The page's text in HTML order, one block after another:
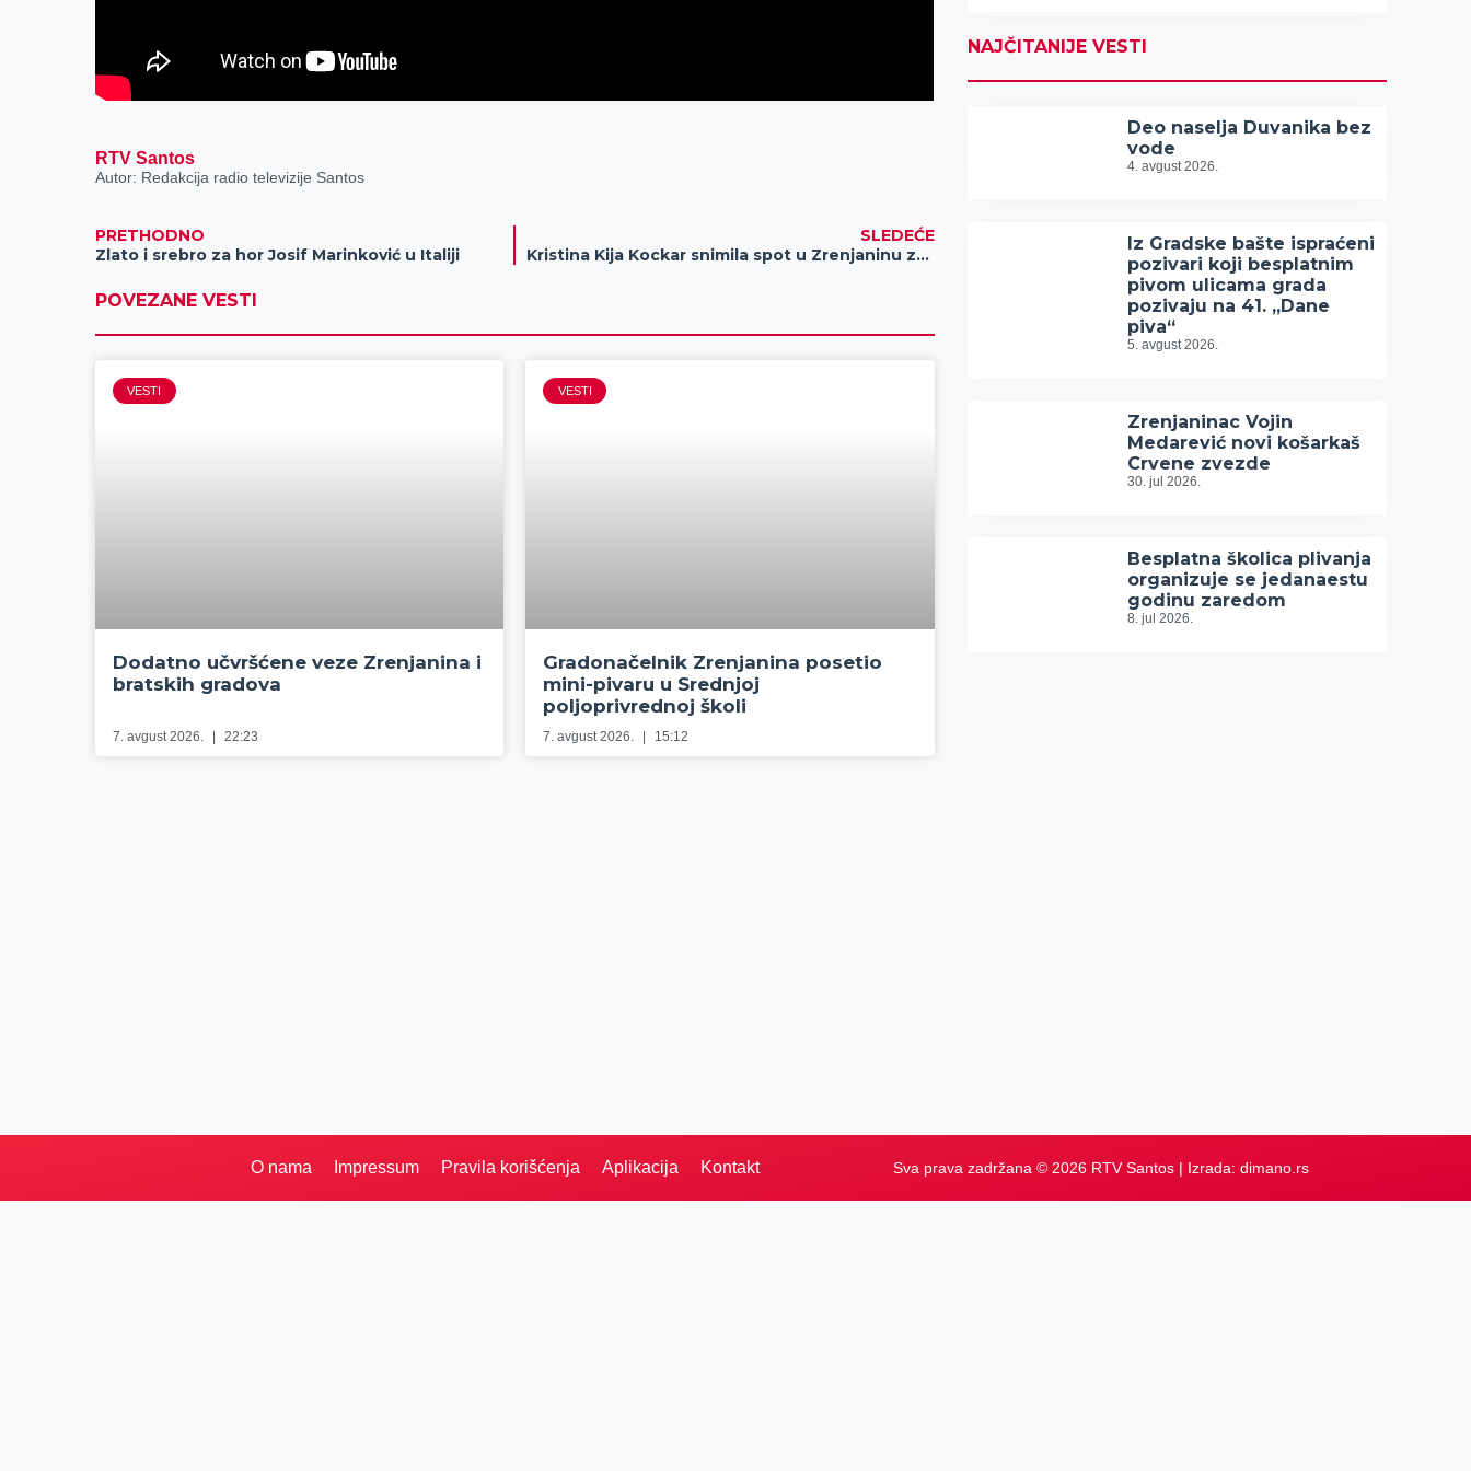
RTV Santos
Autor: Redakcija radio televizije Santos
PRETHODNO
Zlato i srebro za hor Josif Marinković u Italiji
SLEDEĆE
Kristina Kija Kockar snimila spot u Zrenjaninu za novu pesmu „Zlatan“ (VIDEO)
POVEZANE VESTI
VESTI
Dodatno učvršćene veze Zrenjanina i
bratskih gradova
7. avgust 2026. 22:23
VESTI
Gradonačelnik Zrenjanina posetio
mini-pivaru u Srednjoj
poljoprivrednoj školi
7. avgust 2026. 15:12
NAJČITANIJE VESTI
Deo naselja Duvanika bez
vode
4. avgust 2026.
Iz Gradske bašte ispraćeni
pozivari koji besplatnim
pivom ulicama grada
pozivaju na 41. „Dane
piva“
5. avgust 2026.
Zrenjaninac Vojin
Medarević novi košarkaš
Crvene zvezde
30. jul 2026.
Besplatna školica plivanja
organizuje se jedanaestu
godinu zaredom
8. jul 2026.
O nama Impressum Pravila korišćenja Aplikacija Kontakt Sva prava zadržana © 2026 RTV Santos | Izrada: dimano.rs